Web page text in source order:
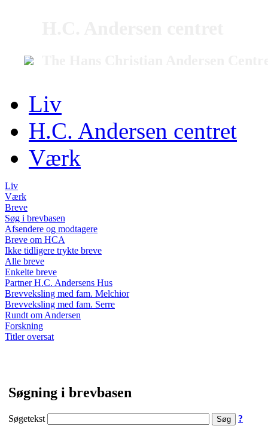
Liv
H.C. Andersen centret
Værk
Liv
Værk
Breve
Søg i brevbasen
Afsendere og modtagere
Breve om HCA
Ikke tidligere trykte breve
Alle breve
Enkelte breve
Partner H.C. Andersens Hus
Brevveksling med fam. Melchior
Brevveksling med fam. Serre
Rundt om Andersen
Forskning
Titler oversat
Søgning i brevbasen
Søgetekst ?